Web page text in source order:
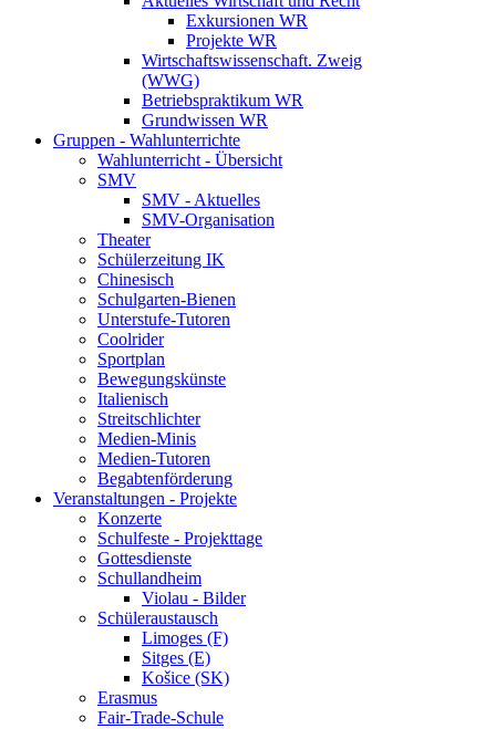
Exkursionen WR
Projekte WR
Wirtschaftswissenschaft. Zweig
(WWG)
Betriebspraktikum WR
Grundwissen WR
Gruppen - Wahlunterrichte
Wahlunterricht - Übersicht
SMV
SMV - Aktuelles
SMV-Organisation
Theater
Schülerzeitung IK
Chinesisch
Schulgarten-Bienen
Unterstufe-Tutoren
Coolrider
Sportplan
Bewegungskünste
Italienisch
Streitschlichter
Medien-Minis
Medien-Tutoren
Begabtenförderung
Veranstaltungen - Projekte
Konzerte
Schulfeste - Projekttage
Gottesdienste
Schullandheim
Violau - Bilder
Schüleraustausch
Limoges (F)
Sitges (E)
Košice (SK)
Erasmus
Fair-Trade-Schule